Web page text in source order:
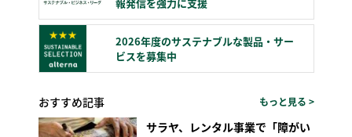
2026年度のサステナブルな製品・サー
ビスを募集中
おすすめ記事 もっと見る >
サラヤ、レンタル事業で「障がい